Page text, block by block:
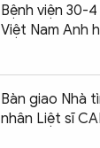
Bệnh viện 30-
Việt Nam Anh
Bàn giao Nhà
nhân Liệt sĩ